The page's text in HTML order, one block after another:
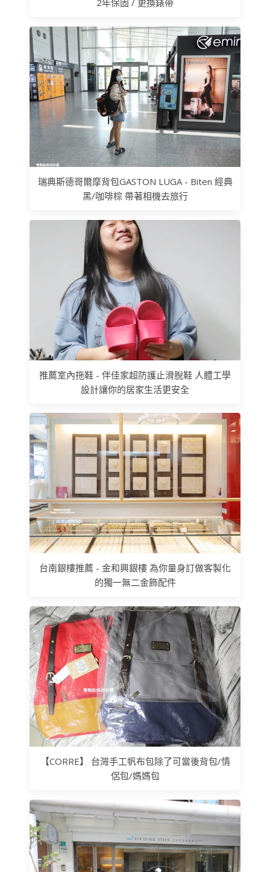
2年保固 / 更換錶帶
瑞典斯德哥爾摩背包GASTON LUGA - Biten 經典
黑/咖啡棕 帶著相機去旅行
推薦室內拖鞋 - 伴佳家超防護止滑脫鞋 人體工學
設計讓你的居家生活更安全
台南銀樓推薦 - 金和興銀樓 為你量身訂做客製化
的獨一無二金飾配件
【CORRE】 台灣手工帆布包除了可當後背包/情
侶包/媽媽包